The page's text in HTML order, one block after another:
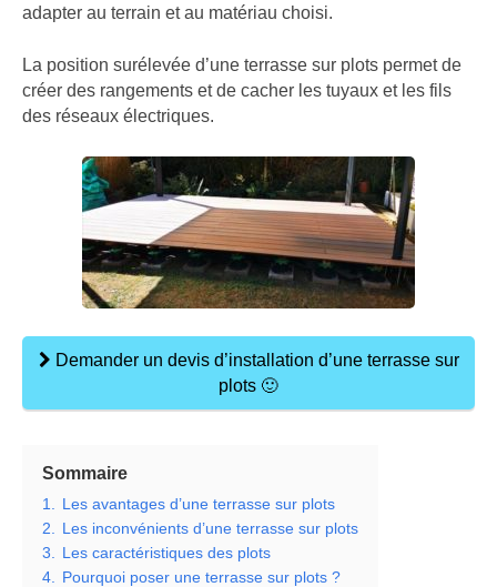
adapter au terrain et au matériau choisi.
La position surélevée d’une terrasse sur plots permet de
créer des rangements et de cacher les tuyaux et les fils
des réseaux électriques.
Demander un devis d’installation d’une terrasse sur
plots 🙂
Sommaire
1.
Les avantages d’une terrasse sur plots
2.
Les inconvénients d’une terrasse sur plots
3.
Les caractéristiques des plots
4.
Pourquoi poser une terrasse sur plots ?